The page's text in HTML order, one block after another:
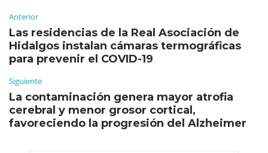
Anterior
Las residencias de la Real Asociación de
Hidalgos instalan cámaras termográficas
para prevenir el COVID-19
Siguiente
La contaminación genera mayor atrofia
cerebral y menor grosor cortical,
favoreciendo la progresión del Alzheimer